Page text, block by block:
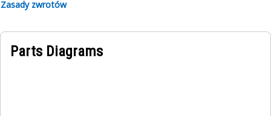
Zasady zwrotów
Parts Diagrams